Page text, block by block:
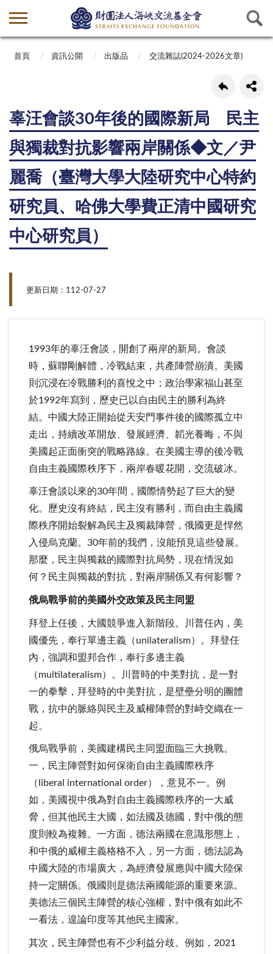
首頁 資訊公開 出版品 交流雜誌(2024-2026文章)
辜汪會談30年後的國際新局 民主
與獨裁對抗影響兩岸關係◆文／尹
麗喬（臺灣大學大陸研究中心特約
研究員、哈佛大學費正清中國研究
中心研究員）
更新日期：112-07-27
1993年的辜汪會談，開創了兩岸的新局。會談
時，蘇聯剛解體，冷戰結束，共產陣營崩潰。美國
則沉浸在冷戰勝利的喜悅之中；政治學家福山甚至
於1992年寫到，歷史已以自由民主的勝利為終
結。中國大陸正開始從天安門事件後的國際孤立中
走出，持續改革開放、發展經濟、韜光養晦，不與
美國起正面衝突的戰略路線。在美國主導的後冷戰
自由主義國際秩序下，兩岸春暖花開，交流破冰。
辜汪會談以來的30年間，國際情勢起了巨大的變
化。歷史沒有終結，民主沒有勝利，而自由主義國
際秩序開始裂解為民主及獨裁陣營，俄國更是悍然
入侵烏克蘭。30年前的我們，沒能預見這些發展。
那麼，民主與獨裁的國際對抗局勢，現在情況如
何？民主與獨裁的對抗，對兩岸關係又有何影響？
俄烏戰爭前的美國外交政策及民主同盟
拜登上任後，大國競爭進入新階段。川普任內，美
國優先，奉行單邊主義（unilateralism）。拜登任
內，強調和盟邦合作，奉行多邊主義
（multilateralism）。川普時的中美對抗，是一對
一的拳擊，拜登時的中美對抗，是壁壘分明的團體
戰，抗中的脈絡與民主及威權陣營的對峙交織在一
起。
俄烏戰爭前，美國建構民主同盟面臨三大挑戰。
一，民主陣營對如何保衛自由主義國際秩序
（liberal international order），意見不一。例
如，美國視中俄為對自由主義國際秩序的一大威
脅，但其他民主大國，如法國及德國，對中俄的態
度則較為複雜。一方面，德法兩國在意識形態上，
和中俄的威權主義格格不入，另一方面，德法認為
中國大陸的市場廣大，為經濟發展應與中國大陸保
持一定關係。俄國則是德法兩國能源的重要來源。
美德法三個民主陣營的核心強權，對中俄有如此不
一看法，遑論印度等其他民主國家。
其次，民主陣營也有不少利益分歧。例如，2021